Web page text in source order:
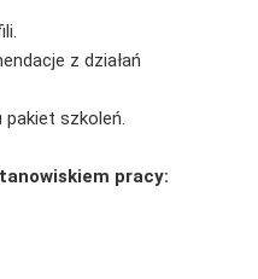
z działań
szkoleń.
pracy: